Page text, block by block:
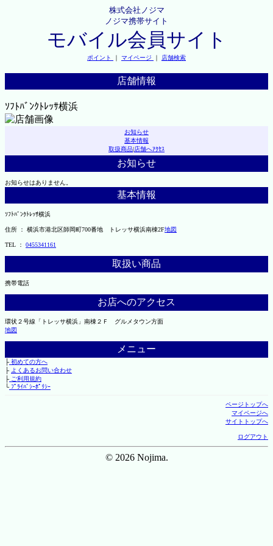
株式会社ノジマ
ノジマ携帯サイト
モバイル会員サイト
ポイント ｜ マイページ ｜ 店舗検索
店舗情報
ｿﾌﾄﾊﾞﾝｸﾄﾚｯｻ横浜
お知らせ
基本情報
取扱商品|店舗へｱｸｾｽ
お知らせ
お知らせはありません。
基本情報
ｿﾌﾄﾊﾞﾝｸﾄﾚｯｻ横浜
住所 ： 横浜市港北区師岡町700番地 トレッサ横浜南棟2F地図
TEL ： 0455341161
取扱い商品
携帯電話
お店へのアクセス
環状２号線「トレッサ横浜」南棟２Ｆ グルメタウン方面
地図
メニュー
├初めての方へ
├ よくあるお問い合わせ
├ご利用規約
└ﾌﾟﾗｲﾊﾞｼｰﾎﾟﾘｼｰ
ページトップへ
マイページへ
サイトトップへ
ログアウト
© 2026 Nojima.